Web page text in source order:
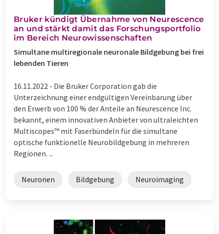
Bruker kündigt Übernahme von Neurescence
an und stärkt damit das Forschungsportfolio
im Bereich Neurowissenschaften
Simultane multiregionale neuronale Bildgebung bei frei
lebenden Tieren
16.11.2022 - Die Bruker Corporation gab die
Unterzeichnung einer endgültigen Vereinbarung über
den Erwerb von 100 % der Anteile an Neurescence Inc.
bekannt, einem innovativen Anbieter von ultraleichten
Multiscopes™ mit Faserbündeln für die simultane
optische funktionelle Neurobildgebung in mehreren
Regionen. ...
Neuronen Bildgebung Neuroimaging